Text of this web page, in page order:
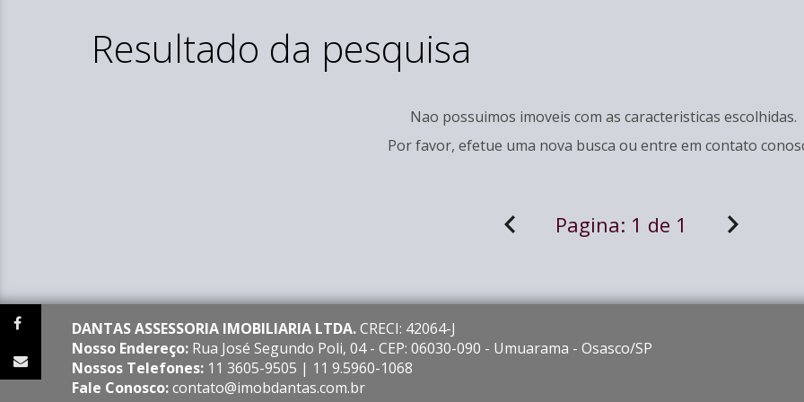
Resultado da pesquisa
Nao possuimos imoveis com as caracteristicas escolhidas.
Por favor, efetue uma nova busca ou entre em contato
Pagina: 1 de 1
DANTAS ASSESSORIA IMOBILIARIA LTDA.CRECI: 42064-J
Nosso Endereço: Rua José Segundo Poli, 04 - CEP: 06030-090 - Umuarama - Osasco/SP
Nossos Telefones: 11 3605-9505 | 11 9.5960-1068
Fale Conosco:contato@imobdantas.com.br